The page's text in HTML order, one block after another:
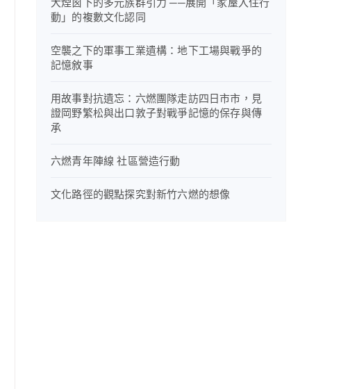
動」的複數文化認同
空襲之下的軍事工業遺構：地下工場與戰爭的
記憶敘事
用故事對抗遺忘：六燃團隊走訪四日市市，見
證岡野繁松與出口敦子對戰爭記憶的保存與傳
承
六燃青年陣線 社區營造行動
文化路徑的觀點探究對新竹六燃的想像